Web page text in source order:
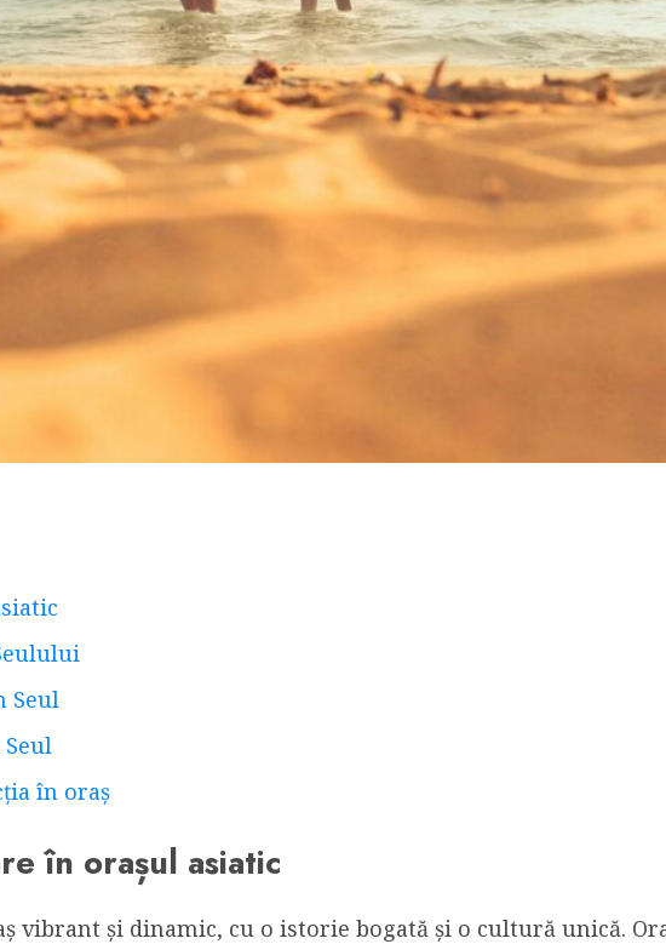
Seul
în oraș
în orașul asiatic
vibrant și dinamic, cu o istorie bogată și o cultură unică.